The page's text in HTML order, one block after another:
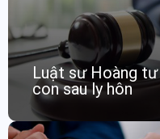
Luật sư Hoàng tư
con sau ly hôn